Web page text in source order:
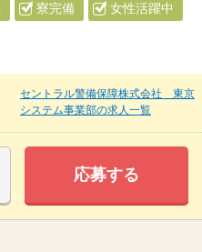
寮完備 女性活躍中
セントラル警備保障株式会社 東京
システム事業部の求人一覧
応募する